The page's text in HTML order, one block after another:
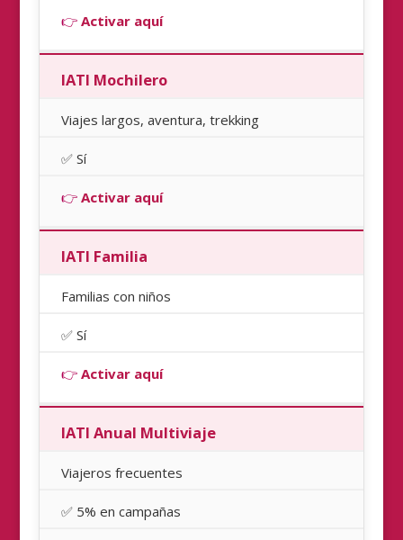
👉 Activar aquí
IATI Mochilero
Viajes largos, aventura, trekking
✅ Sí
👉Activar aquí
IATI Familia
Familias con niños
✅ Sí
👉Activar aquí
IATI Anual Multiviaje
Viajeros frecuentes
✅ 5% en campañas